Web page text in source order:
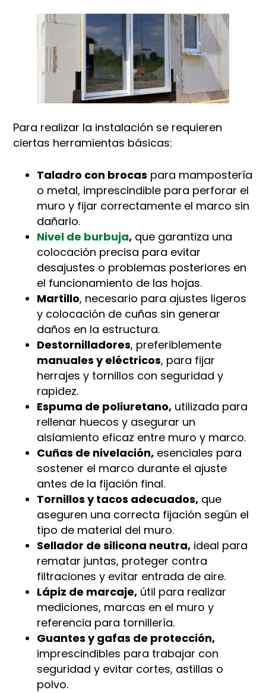
Para realizar la instalación se requieren
ciertas herramientas básicas:
Taladro con brocas para mampostería
o metal, imprescindible para perforar el
muro y fijar correctamente el marco sin
dañarlo.
Nivel de burbuja, que garantiza una
colocación precisa para evitar
desajustes o problemas posteriores en
el funcionamiento de las hojas.
Martillo, necesario para ajustes ligeros
y colocación de cuñas sin generar
daños en la estructura.
Destornilladores, preferiblemente
manuales y eléctricos, para fijar
herrajes y tornillos con seguridad y
rapidez.
Espuma de poliuretano, utilizada para
rellenar huecos y asegurar un
aislamiento eficaz entre muro y marco.
Cuñas de nivelación, esenciales para
sostener el marco durante el ajuste
antes de la fijación final.
Tornillos y tacos adecuados, que
aseguren una correcta fijación según el
tipo de material del muro.
Sellador de silicona neutra, ideal para
rematar juntas, proteger contra
filtraciones y evitar entrada de aire.
Lápiz de marcaje, útil para realizar
mediciones, marcas en el muro y
referencia para tornillería.
Guantes y gafas de protección,
imprescindibles para trabajar con
seguridad y evitar cortes, astillas o
polvo.